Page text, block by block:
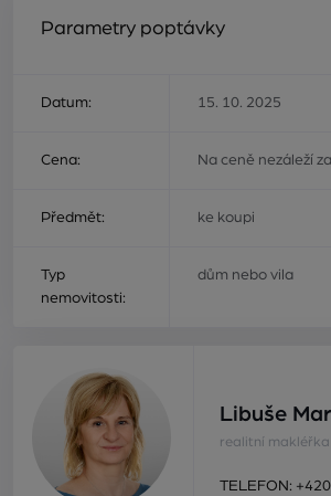
Parametry poptávky
Datum: 15. 10. 2025
Cena: Na ceně nezáleží
Předmět: ke koupi
Typ
nemovitosti:
dům nebo vila
Libuše
realitní makléřka
TELEFON: